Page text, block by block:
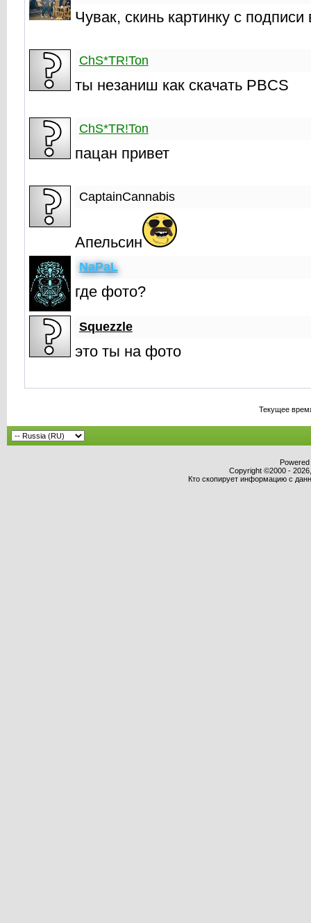
Чувак, скинь картинку с
ChS*TR!Ton
ты незаниш как скачать PBCS
ChS*TR!Ton
пацан привет
CaptainCannabis
Апельсин
NaPaL
где фото?
Squezzle
это ты на фото
Текущее
Copyright ©2000 -
Кто скопирует информацию с